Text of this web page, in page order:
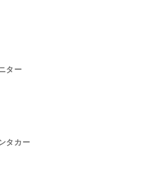
ター
タカー